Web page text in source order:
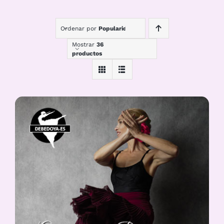
Ordenar por Popularidad
Mostrar 36
productos